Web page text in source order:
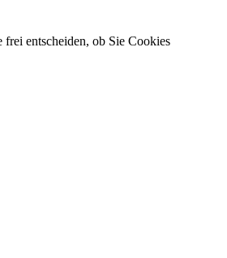
entscheiden, ob Sie Cookies